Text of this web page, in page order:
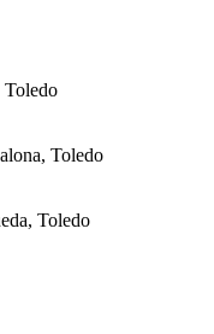
Toledo
Toledo
Toledo